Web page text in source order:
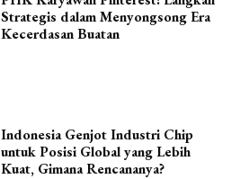
Strategis dalam Menyongsong Era
Kecerdasan Buatan
Indonesia Genjot Industri Chip
untuk Posisi Global yang Lebih
Kuat, Gimana Rencananya?